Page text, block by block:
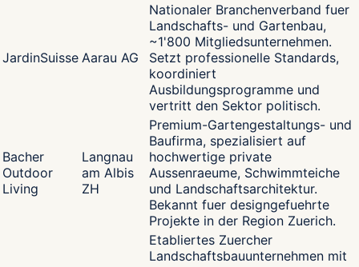
JardinSuisse Aarau AG
Nationaler Branchenverband fuer
Landschafts- und Gartenbau,
~1'800 Mitgliedsunternehmen.
Setzt professionelle Standards,
koordiniert
Ausbildungsprogramme und
vertritt den Sektor politisch.
Bacher
Outdoor
Living
Langnau
am Albis
ZH
Premium-Gartengestaltungs- und
Baufirma, spezialisiert auf
hochwertige private
Aussenraeume, Schwimmteiche
und Landschaftsarchitektur.
Bekannt fuer designgefuehrte
Projekte in der Region Zuerich.
Etabliertes Zuercher
Landschaftsbauunternehmen mit